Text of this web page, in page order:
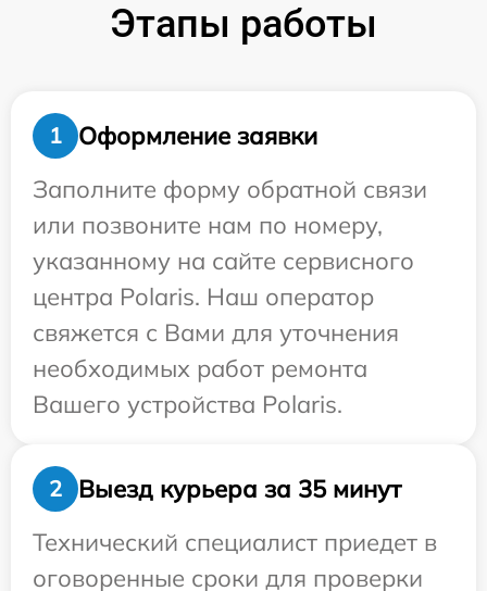
Этапы работы
1
Оформление заявки
Заполните форму обратной связи
или позвоните нам по номеру,
указанному на сайте сервисного
центра Polaris. Наш оператор
свяжется с Вами для уточнения
необходимых работ ремонта
Вашего устройства Polaris.
2
Выезд курьера за 35 минут
Технический специалист приедет в
оговоренные сроки для проверки